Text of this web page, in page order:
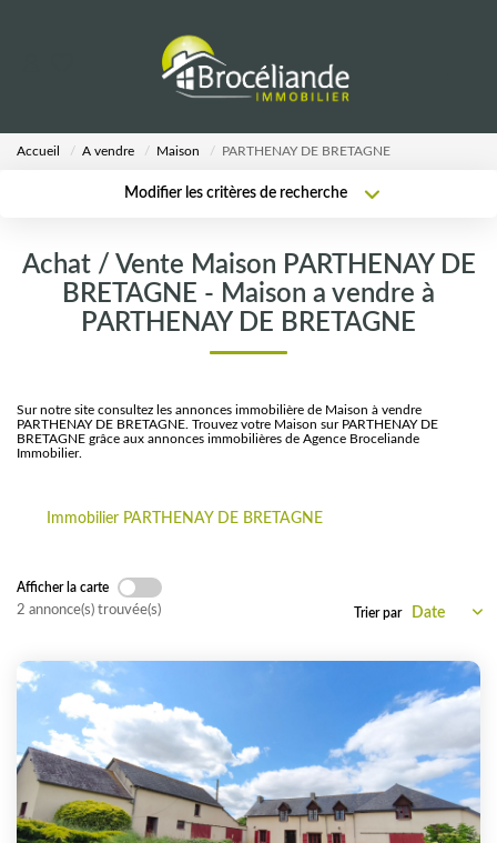
AGENCE
CALCULETTES
CONTACT
Accueil A vendre Maison PARTHENAY DE BRETAGNE
Modifier les critères de recherche
Sélectionnez...
Type de bien
Surface min
Achat / Vente Maison PARTHENAY DE
BRETAGNE - Maison a vendre à
PARTHENAY DE BRETAGNE
Sur notre site consultez les annonces immobilière de Maison à vendre
PARTHENAY DE BRETAGNE. Trouvez votre Maison sur PARTHENAY DE
BRETAGNE grâce aux annonces immobilières de Agence Broceliande
Immobilier.
Immobilier PARTHENAY DE BRETAGNE
Afficher la carte
2 annonce(s) trouvée(s) Trier par